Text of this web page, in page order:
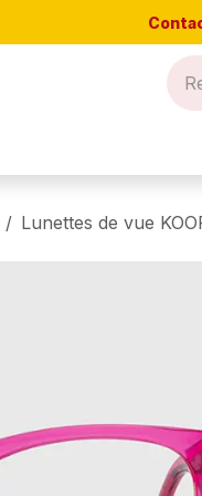
Lunettes de vue